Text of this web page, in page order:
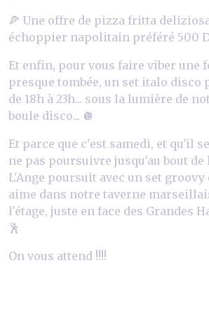
🍕 Une offre de pizza fritta
échoppier napolitain préféré 500
Et enfin, pour vous faire viber une
presque tombée, un set italo disco
de 18h à 23h... sous la lumière de
boule disco... 🪩
Et parce que c'est samedi, et qu'il
ne pas poursuivre jusqu'au bout
L'Ange poursuit avec un set groovy
aime dans notre taverne
l'étage, juste en face des Grandes
🕺
On vous attend !!!!